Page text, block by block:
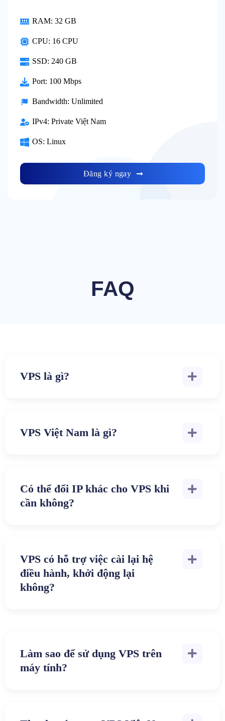
RAM: 32 GB
CPU: 16 CPU
SSD: 240 GB
Port: 100 Mbps
Bandwidth: Unlimited
IPv4: Private Việt Nam
OS: Linux
Đăng ký ngay
FAQ
VPS là gì?
VPS Việt Nam là gì?
Có thể đổi IP khác cho VPS khi
cần không?
VPS có hỗ trợ việc cài lại hệ
điều hành, khởi động lại
không?
Làm sao để sử dụng VPS trên
máy tính?